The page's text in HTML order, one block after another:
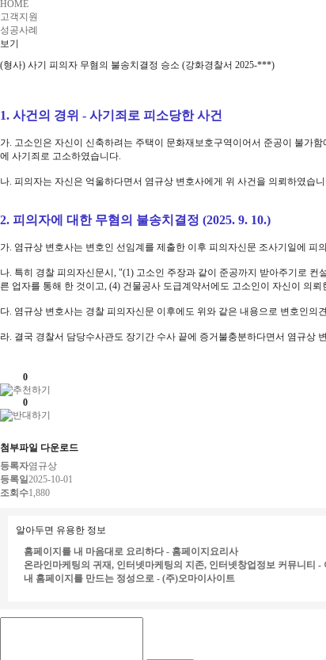
HOME
고객지원
성공사례
보기
(형사) 사기 피의자 무혐의 불송치결정 승소 (강화경찰서 2025-***)
1. 사건의 경위 - 사기죄로 피소당한 사건
가. 고소인은 자신이 신축하려는 주택이 문화재보호구역이어서 준공이 불가
에 사기죄로 고소하였습니다.
나. 피의자는 자신은 억울하다면서 염규상 변호사에게 위 사건을 의뢰하였습
2. 피의자에 대한 무혐의 불송치결정 (2025. 9. 10.)
가. 염규상 변호사는 변호인 선임계를 제출한 이후 피의자신문 조사기일에
나. 특히 경찰 피의자신문시, "(1) 고소인 주장과 같이 준공까지 받아주기로
른 업자를 통해 한 것이고, (4) 건물공사 도급계약서에도 고소인이 자신이 의
다. 염규상 변호사는 경찰 피의자신문 이후에도 위와 같은 내용으로 변호인의
라. 결국 경찰서 담당수사관도 장기간 수사 끝에 증거불충분하다면서 염규상
0
0
첨부파일 다운로드
등록자염규상
등록일2025-10-01
조회수1,880
알아두면 유용한 정보
홈페이지를 내 마음대로 요리하다 - 홈페이지요리사
온라인마케팅의 귀재, 인터넷마케팅의 지존, 인터넷창업정보 커뮤니티 -
내 홈페이지를 만드는 정성으로 - (주)오마이사이트